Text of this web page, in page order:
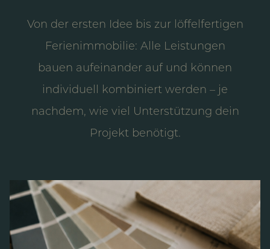
Von der ersten Idee bis zur löffelfertigen
Ferienimmobilie: Alle Leistungen
bauen aufeinander auf und können
individuell kombiniert werden – je
nachdem, wie viel Unterstützung dein
Projekt benötigt.